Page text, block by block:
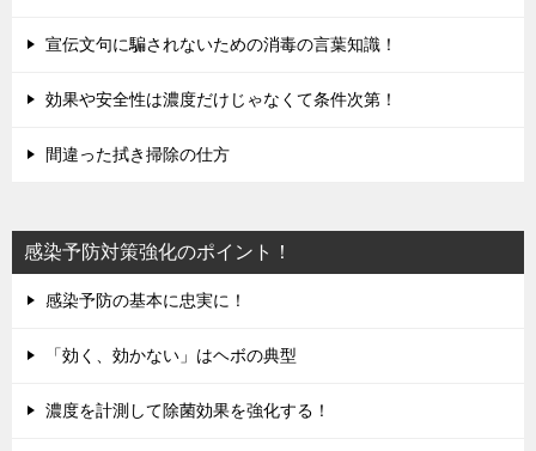
宣伝文句に騙されないための消毒の言葉知識！
効果や安全性は濃度だけじゃなくて条件次第！
間違った拭き掃除の仕方
感染予防対策強化のポイント！
感染予防の基本に忠実に！
「効く、効かない」はヘボの典型
濃度を計測して除菌効果を強化する！